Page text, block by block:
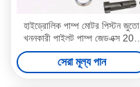
হাইড্রোলিক পাম্প মোটর পিস্টন জুতো
খননকারী পাইলট পাম্প জেডএক্স 200
EX200-1 EX200-2
সেরা মূল্য পান